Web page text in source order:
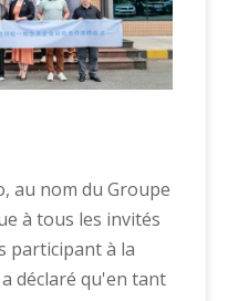
au nom du Groupe
à tous les invités
participant à la
déclaré qu'en tant